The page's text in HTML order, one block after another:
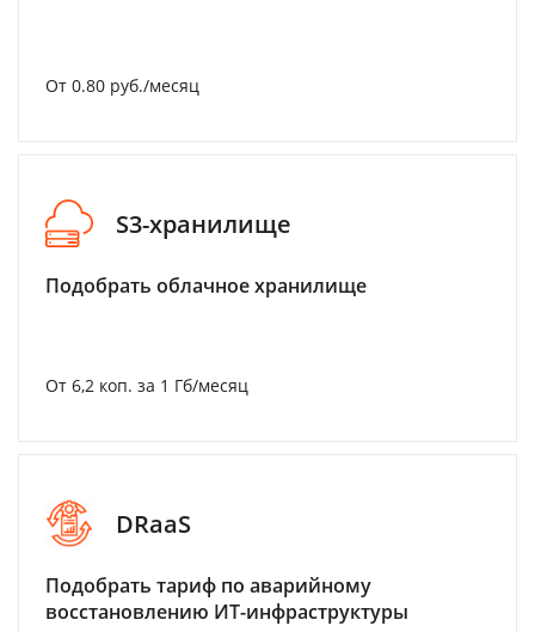
От 0.80 руб./месяц
S3-хранилище
Подобрать облачное хранилище
От 6,2 коп. за 1 Гб/месяц
DRaaS
Подобрать тариф по аварийному
восстановлению ИТ-инфраструктуры